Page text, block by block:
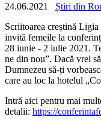
24.06.2021 Știri din
Scriitoarea creștină
invită femeile la
28 iunie - 2 iulie 2021.
ne din nou”. Dacă vrei
Dumnezeu să-ți
care au loc la hotelul
Intră aici pentru mai
detalii: https://